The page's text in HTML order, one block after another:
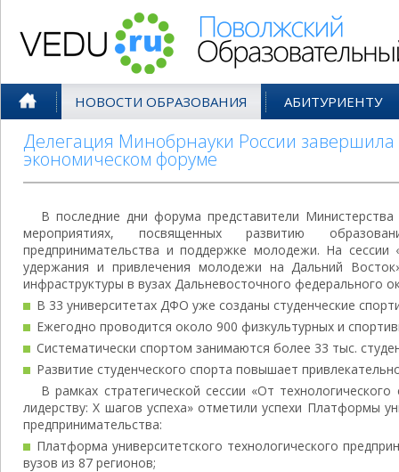
НОВОСТИ ОБРАЗОВАНИЯ АБИТУРИЕНТУ
Делегация Минобрнауки России завершила
экономическом форуме
В последние дни форума представители
мероприятиях, посвященных развитию
предпринимательства и поддержке молодежи. На сессии
удержания и привлечения молодежи на Дальний
инфраструктуры в вузах Дальневосточного федерального
В 33 университетах ДФО уже созданы студенческие
Ежегодно проводится около 900 физкультурных и
Систематически спортом занимаются более 33 тыс.
Развитие студенческого спорта повышает
В рамках стратегической сессии «От
лидерству: Х шагов успеха» отметили успехи Платформы
предпринимательства:
Платформа университетского технологического
вузов из 87 регионов;